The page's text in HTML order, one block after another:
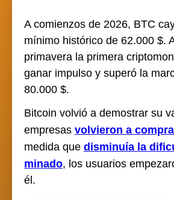
A comienzos de 2026, BTC
mínimo histórico de 62.000 $.
primavera la primera
ganar impulso y superó la
80.000 $.
Bitcoin volvió a demostrar su
empresas volvieron a
medida que disminuía la
minado, los usuarios
él.